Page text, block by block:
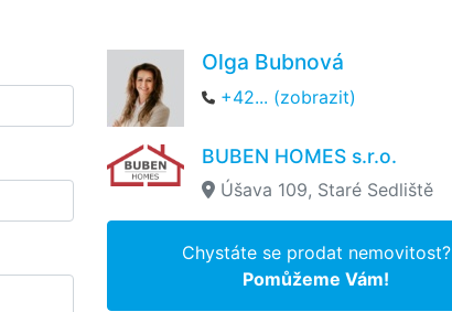
Olga Bubnová
+42... (zobrazit)
BUBEN HOMES s.r.o.
Úšava 109, Staré Sedliště
Chystáte se prodat nemovitost?
Pomůžeme Vám!